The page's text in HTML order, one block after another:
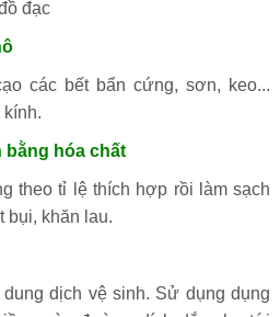
đạc
các bết bẩn cứng, sơn, keo...
kính.
bằng hóa chất
theo tỉ lệ thích hợp rồi làm sạch
bụi, khăn lau.
dịch vệ sinh. Sử dụng dụng